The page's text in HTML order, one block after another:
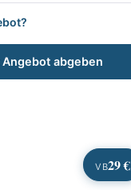
VB29 €
abgeben